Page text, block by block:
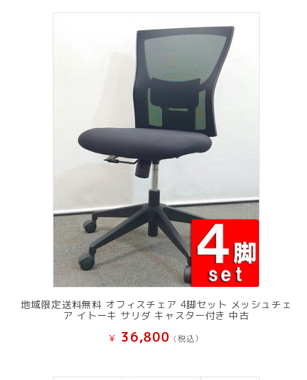
地域限定送料無料 オフィスチェア 4脚セット メッシュチェ
ア イトーキ サリダ キャスター付き 中古
¥ 36,800 (税込）